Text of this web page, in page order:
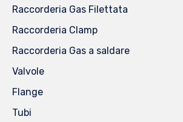
Raccorderia Gas Filettata
Raccorderia Clamp
Raccorderia Gas a saldare
Valvole
Flange
Tubi